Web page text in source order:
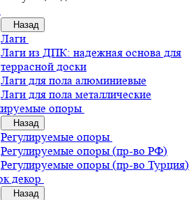
Назад
Лаги
Лаги из ДПК: надежная основа для
террасной доски
Лаги для пола алюминиевые
Лаги для пола металлические
опоры
Назад
Регулируемые опоры
Регулируемые опоры (пр-во РФ)
Регулируемые опоры (пр-во Турция)
декор
Назад